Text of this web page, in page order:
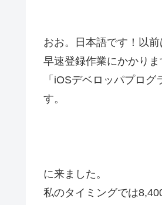
おお。日本語です！以
早速登録作業にかかりま
「iOSデベロッパプロ
す。
に来ました。
私のタイミングでは